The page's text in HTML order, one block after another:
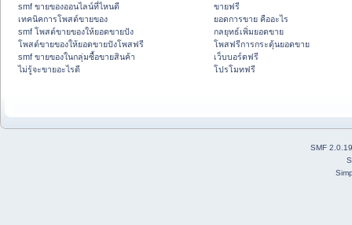
smf ขายของออนไลน์ที่ไหนดี
เทคนิคการโพสต์ขายของ
smf โพสต์ขายของให้ยอดขายปัง
โพสต์ขายของให้ยอดขายปังโพสฟรี
smf ขายของในกลุ่มซื้อขายสินค้า
ไม่รู้จะขายอะไรดี
ขายฟรี
ยอดการขาย คืออะไร
กลยุทธ์เพิ่มยอดขาย
โพสฟรีการกระตุ้นยอดขาย
เว็บบอร์ดฟรี
โปรโมทฟรี
SMF 2.0.19